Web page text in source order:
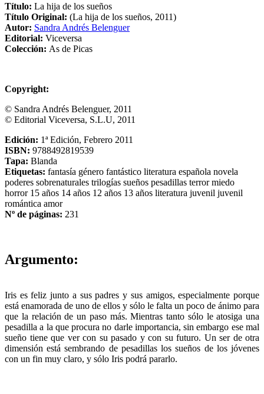
Título: La hija de los sueños
Título Original: (La hija de los sueños, 2011)
Autor: Sandra Andrés Belenguer
Editorial: Viceversa
Colección: As de Picas
Copyright:
© Sandra Andrés Belenguer, 2011
© Editorial Viceversa, S.L.U, 2011
Edición: 1ª Edición, Febrero 2011
ISBN: 9788492819539
Tapa: Blanda
Etiquetas: fantasía género fantástico literatura española novela
poderes sobrenaturales trilogías sueños pesadillas terrormiedo
horror 15 años 14 años 12 años 13 años literatura juvenil juvenil
romántica amor
Nº de páginas: 231
Argumento:
Iris es feliz junto a sus padres y sus amigos, especialmente porque
está enamorada de uno de ellos y sólo le falta un poco de ánimo para
que la relación de un paso más. Mientras tanto sólo le atosiga una
pesadilla a la que procura no darle importancia, sin embargo ese mal
sueño tiene que ver con su pasado y con su futuro. Un ser de otra
dimensión está sembrando de pesadillas los sueños de los jóvenes
con un fin muy claro, y sólo Iris podrá pararlo.